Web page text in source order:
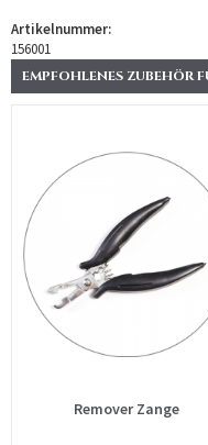
Artikelnummer:
156001
EMPFOHLENES ZUBEHÖR
Remover Zange